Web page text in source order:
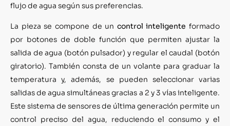
flujo de agua según sus preferencias.
La pieza se compone de un control inteligente formado
por botones de doble función que permiten ajustar la
salida de agua (botón pulsador) y regular el caudal (botón
giratorio). También consta de un volante para graduar la
temperatura y, además, se pueden seleccionar varias
salidas de agua simultáneas gracias a 2 y 3 vías inteligente.
Este sistema de sensores de última generación permite un
control preciso del agua, reduciendo el consumo y el